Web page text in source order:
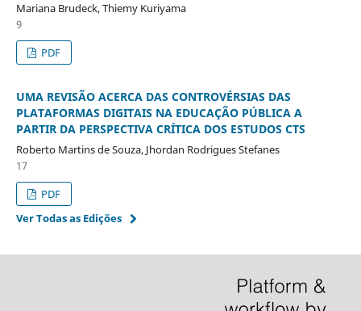
Mariana Brudeck, Thiemy Kuriyama
9
PDF
UMA REVISÃO ACERCA DAS CONTROVÉRSIAS DAS
PLATAFORMAS DIGITAIS NA EDUCAÇÃO PÚBLICA A
PARTIR DA PERSPECTIVA CRÍTICA DOS ESTUDOS CTS
Roberto Martins de Souza, Jhordan Rodrigues Stefanes
17
PDF
Ver Todas as Edições